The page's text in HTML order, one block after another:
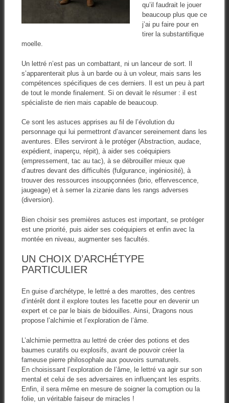
qu’il faudrait le jouer
beaucoup plus que ce
j’ai pu faire pour en
tirer la substantifique
moelle.
Un lettré n’est pas un combattant, ni un lanceur de sort. Il
s’apparenterait plus à un barde ou à un voleur, mais sans les
compétences spécifiques de ces derniers. Il est un peu à part
de tout le monde finalement. Si on devait le résumer : il est
spécialiste de rien mais capable de beaucoup.
Ce sont les astuces apprises au fil de l’évolution du
personnage qui lui permettront d’avancer sereinement dans les
aventures. Elles serviront à le protéger (Abstraction, audace,
expédient, inaperçu, répit), à aider ses coéquipiers
(empressement, tac au tac), à se débrouiller mieux que
d’autres devant des difficultés (fulgurance, ingéniosité), à
trouver des ressources insoupçonnées (brio, effervescence,
jaugeage) et à semer la zizanie dans les rangs adverses
(diversion).
Bien choisir ses premières astuces est important, se protéger
est une priorité, puis aider ses coéquipiers et enfin avec la
montée en niveau, augmenter ses facultés.
UN CHOIX D’ARCHÉTYPE
PARTICULIER
En guise d’archétype, le lettré a des marottes, des centres
d’intérêt dont il explore toutes les facette pour en devenir un
expert et ce par le biais de bidouilles. Ainsi, Dragons nous
propose l’alchimie et l’exploration de l’âme.
L’alchimie permettra au lettré de créer des potions et des
baumes curatifs ou explosifs, avant de pouvoir créer la
fameuse pierre philosophale aux pouvoirs surnaturels.
En choisissant l’exploration de l’âme, le lettré va agir sur son
mental et celui de ses adversaires en influençant les esprits.
Enfin, il sera même en mesure de soigner la corruption ou la
folie, un véritable faiseur de miracles !